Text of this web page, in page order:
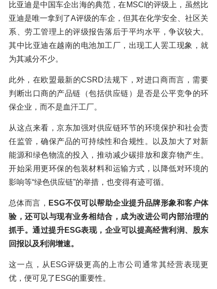
比亚迪是中国车企出海的典范，在MSCI的评级上，虽然比
亚迪是唯一拿到了A评级的车企，但其在化学安全、社区关
系、劳工管理上的评级报告落后于平均水平，争议较大。
其中比亚迪在越南的电池加工厂，出现工人罢工现象，就
为其减分不少。
此外，在欧盟最新的CSRD法规下，对进口商而言，需要
判断出口商的产品链（包括供应链）是否是公平竞争的环
保企业，而不是血汗工厂。
从这点来看，京东加强对供应链环节的环境保护和社会责
任监管，确保产品的可持续性和合规性。以及加大了对新
能源和绿色物流的投入，推动减少碳排放和废弃物产生。
开始采用更环保的包装材料和运输方式，以降低对环境的
影响等“绿色供应链”的举措，也变得有迹可循。
总体而言， ESG不仅可以帮助企业提升品牌形象和客户体
验，还可以与现有业务相结合，成为改进公司内部治理的
抓手。通过提升ESG表现，企业可以提高经营利润、股东
回报以及利润增速。
这一点，从ESG评级更高的上市公司通常其经营表现更
优，便可见了ESG的重要性。